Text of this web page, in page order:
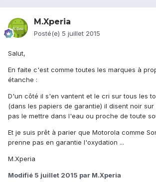
M.Xperia
Posté(e) 5 juillet 2015
Salut,
En faite c'est comme toutes les marques à
étanche :
D'un côté il s'en vantent et le cri sur tous les
(dans les papiers de garantie) il disent noir
pas le mettre dans l'eau ou proche de toute
Et je suis prêt à parier que Motorola comme
prenne pas en garantie l'oxydation ...
M.Xperia
Modifié 5 juillet 2015 par M.Xperia